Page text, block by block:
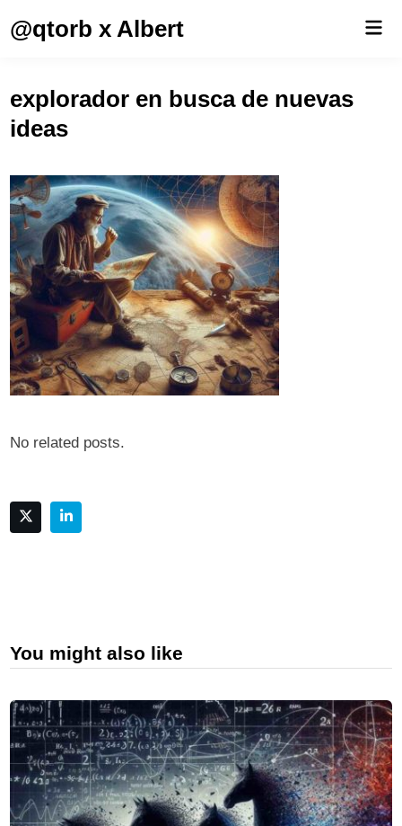
@qtorb x Albert
explorador en busca de nuevas
ideas
No related posts.
You might also like